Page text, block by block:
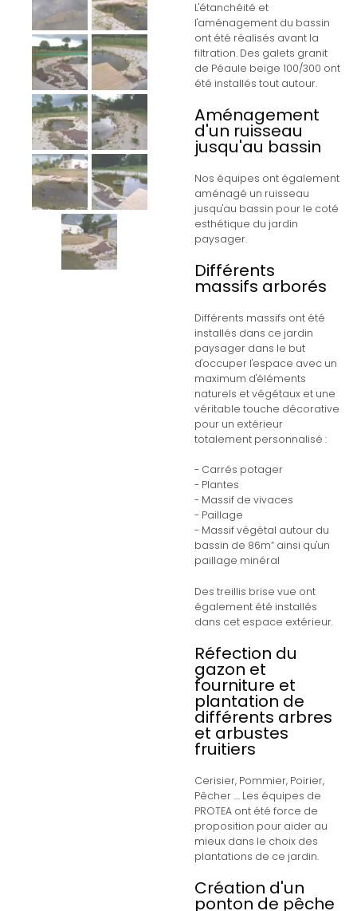
L'étanchéité et
l'aménagement du bassin
ont été réalisés avant la
filtration. Des galets granit
de Péaule beige 100/300 ont
été installés tout autour.
Aménagement
d'un ruisseau
jusqu'au bassin
Nos équipes ont également
aménagé un ruisseau
jusqu'au bassin pour le coté
esthétique du jardin
paysager.
Différents
massifs arborés
Différents massifs ont été
installés dans ce jardin
paysager dans le but
d'occuper l'espace avec un
maximum d'éléments
naturels et végétaux et une
véritable touche décorative
pour un extérieur
totalement personnalisé :
- Carrés potager
- Plantes
- Massif de vivaces
- Paillage
- Massif végétal autour du
bassin de 86m“ ainsi qu'un
paillage minéral
Des treillis brise vue ont
également été installés
dans cet espace extérieur.
Réfection du
gazon et
fourniture et
plantation de
différents arbres
et arbustes
fruitiers
Cerisier, Pommier, Poirier,
Pêcher .... Les équipes de
PROTEA ont été force de
proposition pour aider au
mieux dans le choix des
plantations de ce jardin.
Création d'un
ponton de pêche